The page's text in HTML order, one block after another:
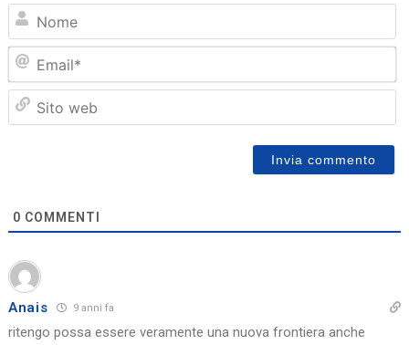
0 COMMENTI
Anais 9 anni fa
ritengo possa essere veramente una nuova frontiera anche